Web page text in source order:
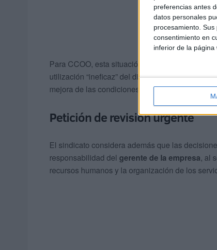
preferencias antes
datos personales
procesamiento.
consentimiento en
inferior de la página
Para CCOO, esta situación evidencia una
utilización “ineficaz” del dinero público,
mejora de las condiciones laborales de la
Petición de revisión urgente
El sindicato considera además que las
responsabilidad del gerente de la empresa, al
recursos humanos y la organización de los